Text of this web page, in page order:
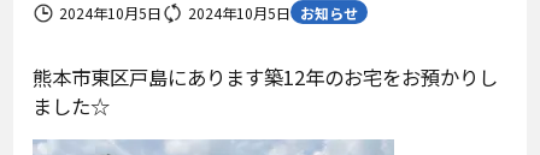
2024年10月5日 2024年10月5日 お知らせ
熊本市東区戸島にあります築12年のお宅をお預かりし
ました☆